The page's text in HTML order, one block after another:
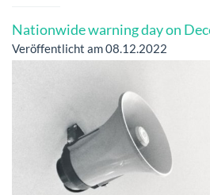
Nationwide warning day on
Veröffentlicht am 08.12.2022